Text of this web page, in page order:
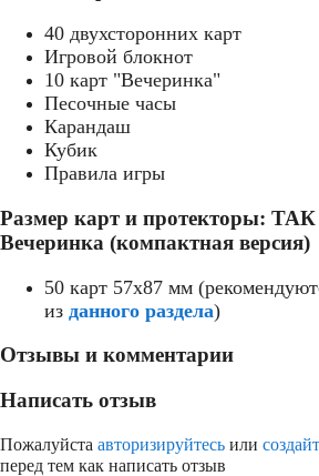
40 двухсторонних карт
Игровой блокнот
10 карт "Вечеринка"
Песочные часы
Карандаш
Кубик
Правила игры
Размер карт и протекторы:
Вечеринка (компактная версия)
50 карт 57x87 мм
из данного раздела)
Отзывы и комментарии
Написать отзыв
Пожалуйста авторизируйтесь или
перед тем как написать отзыв